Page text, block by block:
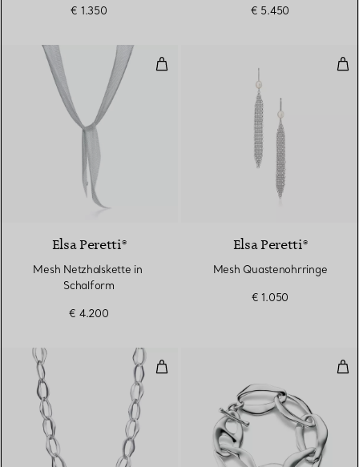
€ 1.350
€ 5.450
Mesh Netzhalskette in Schalform
Elsa Peretti®
Mesh Netzhalskette in
Schalform
€ 4.200
Elsa Peretti®
Mesh Quastenohrringe
€ 1.050
Aegean Halskette